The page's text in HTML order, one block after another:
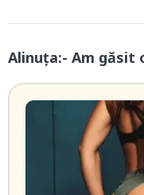
Alinuța:- Am găsit